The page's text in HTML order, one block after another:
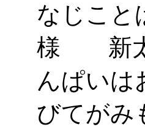
なじこ
様 新太
んぱい
びてが